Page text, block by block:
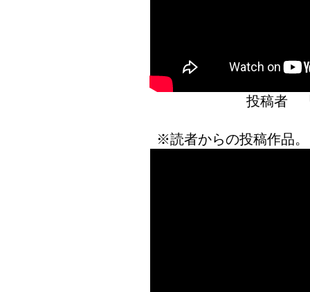
投稿者
※読者からの投稿作品